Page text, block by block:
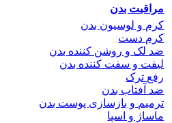
مراقبت بدن
کرم و لوسیون بدن
کرم دست
ضد لک و روشن کننده بدن
لیفت و سفت کننده بدن
رفع ترک
ضد آفتاب بدن
ترمیم و بازسازی پوست بدن
ماساژ و اسپا